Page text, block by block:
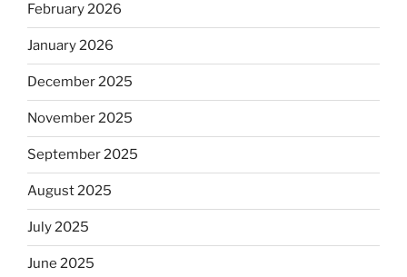
February 2026
January 2026
December 2025
November 2025
September 2025
August 2025
July 2025
June 2025